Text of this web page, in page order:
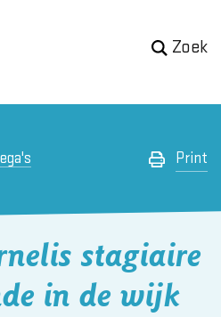
Zoek
Print
stagiaire
in de wijk